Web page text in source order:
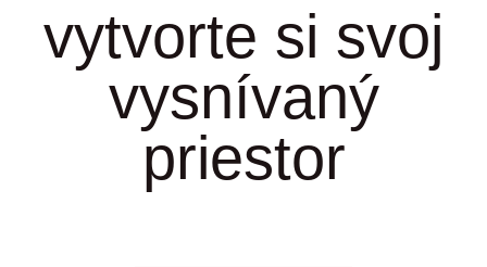
vytvorte si svoj
vysnívaný
priestor